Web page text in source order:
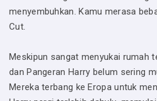
menyembuhkan. Kamu merasa
Cut.
Meskipun sangat menyukai rumah
dan Pangeran Harry belum sering
Mereka terbang ke Eropa untuk